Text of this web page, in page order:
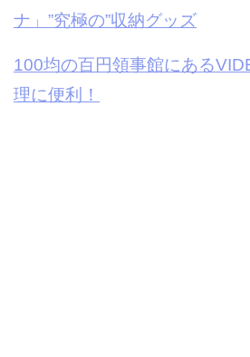
ナ」”究極の”収納グッズ
100均の百円領事館にある
理に便利！